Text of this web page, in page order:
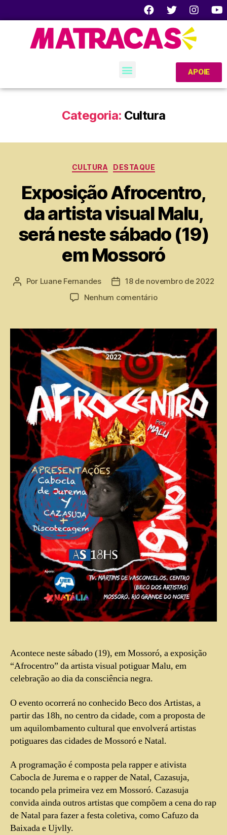
APOIE
Categoria: Cultura
CULTURA DESTAQUE
Exposição Afrocentro,
da artista visual Malu,
será neste sábado (19)
em Mossoró
Por Luane Fernandes
18 de novembro de 2022
Nenhum comentário
Acontece neste sábado (19), em Mossoró, a exposição
“Afrocentro” da artista visual potiguar Malu, em
celebração ao dia da consciência negra.
O evento ocorrerá no conhecido Beco dos Artistas, a
partir das 18h, no centro da cidade, com a proposta de
um aquilombamento cultural que envolverá artistas
potiguares das cidades de Mossoró e Natal.
A programação é composta pela rapper e ativista
Cabocla de Jurema e o rapper de Natal, Cazasuja,
tocando pela primeira vez em Mossoró. Cazasuja
convida ainda outros artistas que compõem a cena do rap
de Natal para fazer a festa coletiva, como Cafuzo da
Baixada e Ujvlly.